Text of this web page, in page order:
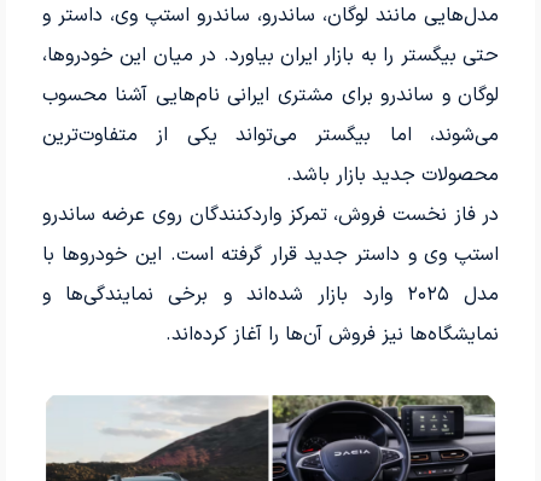
مدل‌هایی مانند لوگان، ساندرو، ساندرو استپ وی، داستر و
حتی بیگستر را به بازار ایران بیاورد. در میان این خودروها،
لوگان و ساندرو برای مشتری ایرانی نام‌هایی آشنا محسوب
می‌شوند، اما بیگستر می‌تواند یکی از متفاوت‌ترین
محصولات جدید بازار باشد.
در فاز نخست فروش، تمرکز واردکنندگان روی عرضه ساندرو
استپ وی و داستر جدید قرار گرفته است. این خودروها با
مدل ۲۰۲۵ وارد بازار شده‌اند و برخی نمایندگی‌ها و
نمایشگاه‌ها نیز فروش آن‌ها را آغاز کرده‌اند.